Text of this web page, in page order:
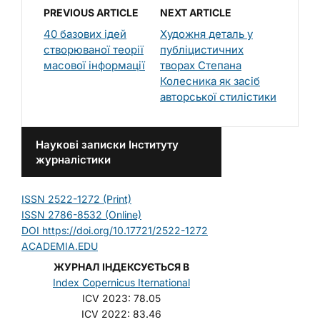
PREVIOUS ARTICLE
40 базових ідей
створюваної теорії
масової інформації
NEXT ARTICLE
Художня деталь у
публіцистичних
творах Степана
Колесника як засіб
авторської стилістики
Наукові записки Інституту
журналістики
ISSN 2522-1272 (Print)
ISSN 2786-8532 (Online)
DOI https://doi.org/10.17721/2522-1272
ACADEMIA.EDU
ЖУРНАЛ ІНДЕКСУЄТЬСЯ В
Index Copernicus Iternational
ICV 2023: 78.05
ICV 2022: 83.46